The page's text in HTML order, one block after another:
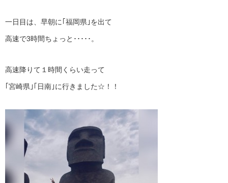
一日目は、早朝に｢福岡県｣を出て
高速で3時間ちょっと･････。
高速降りて１時間くらい走って
｢宮崎県｣｢日南｣に行きました☆！！